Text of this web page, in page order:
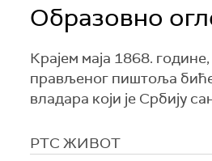
Образовно
Крајем маја 1868.
прављеног пиштоља
владара који је Србију
РТС ЖИВОТ